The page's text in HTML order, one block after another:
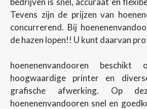
Tevens zijn de prijzen van
concurrerend. Bij
de hazen lopen!! U kunt daarvan
hoenenenvandooren
hoogwaardige printer en
grafische afwerking. Op
hoenenenvandooren snel en